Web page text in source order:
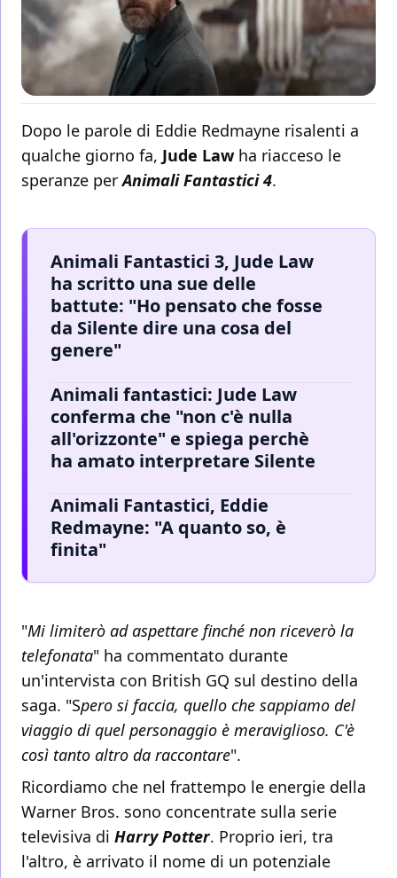
Dopo le parole di Eddie Redmayne risalenti a
qualche giorno fa, Jude Law ha riacceso le
speranze perAnimali Fantastici 4.
Animali Fantastici 3, Jude Law
ha scritto una sue delle
battute: "Ho pensato che fosse
da Silente dire una cosa del
genere"
Animali fantastici: Jude Law
conferma che "non c'è nulla
all'orizzonte" e spiega perchè
ha amato interpretare Silente
Animali Fantastici, Eddie
Redmayne: "A quanto so, è
finita"
"Mi limiterò ad aspettare finché non riceverò la
telefonata" ha commentato durante
un'intervista con British GQ sul destino della
saga. "Spero si faccia, quello che sappiamo del
viaggio di quel personaggio è meraviglioso. C'è
così tanto altro da raccontare".
Ricordiamo che nel frattempo le energie della
Warner Bros. sono concentrate sulla serie
televisiva di Harry Potter. Proprio ieri, tra
l'altro, è arrivato il nome di un potenziale